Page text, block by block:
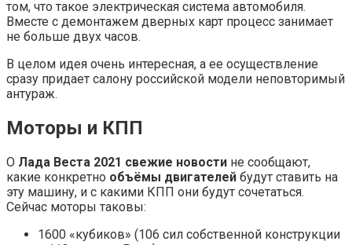
том, что такое электрическая система автомобиля.
Вместе с демонтажем дверных карт процесс занимает
не больше двух часов.
В целом идея очень интересная, а ее осуществление
сразу придает салону российской модели неповторимый
антураж.
Моторы и КПП
О Лада Веста 2021 свежие новости не сообщают,
какие конкретно объёмы двигателей будут ставить на
эту машину, и с какими КПП они будут сочетаться.
Сейчас моторы таковы:
1600 «кубиков» (106 сил собственной конструкции